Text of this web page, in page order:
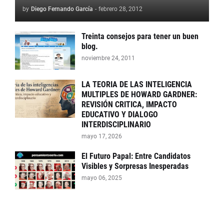
by Diego Fernando García - febrero 28, 2012
Treinta consejos para tener un buen
blog.
noviembre 24, 2011
LA TEORIA DE LAS INTELIGENCIA
MULTIPLES DE HOWARD GARDNER:
REVISIÓN CRITICA, IMPACTO
EDUCATIVO Y DIALOGO
INTERDISCIPLINARIO
mayo 17, 2026
El Futuro Papal: Entre Candidatos
Visibles y Sorpresas Inesperadas
mayo 06, 2025